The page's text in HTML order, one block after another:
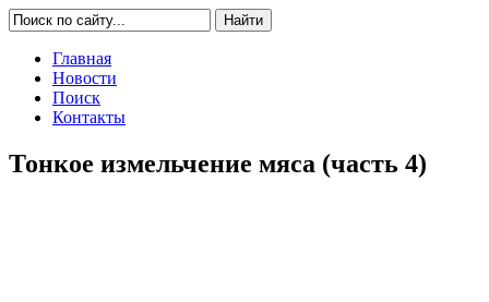
Главная
Новости
Поиск
Контакты
Тонкое измельчение мяса (часть 4)